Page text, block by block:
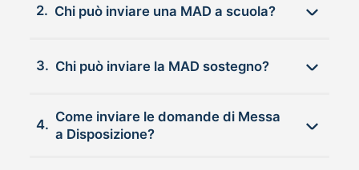
2. Chi può inviare una MAD a scuola?
3. Chi può inviare la MAD sostegno?
4.
Come inviare le domande di Messa
a Disposizione?